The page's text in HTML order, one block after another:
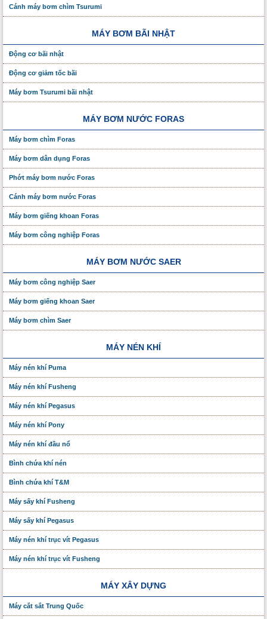
Cánh máy bơm chìm Tsurumi
MÁY BƠM BÃI NHẬT
Động cơ bãi nhật
Động cơ giảm tốc bãi
Máy bơm Tsurumi bãi nhật
MÁY BƠM NƯỚC FORAS
Máy bơm chìm Foras
Máy bơm dân dụng Foras
Phớt máy bơm nước Foras
Cánh máy bơm nước Foras
Máy bơm giếng khoan Foras
Máy bơm công nghiệp Foras
MÁY BƠM NƯỚC SAER
Máy bơm công nghiệp Saer
Máy bơm giếng khoan Saer
Máy bơm chìm Saer
MÁY NÉN KHÍ
Máy nén khí Puma
Máy nén khí Fusheng
Máy nén khí Pegasus
Máy nén khí Pony
Máy nén khí đầu nổ
Bình chứa khí nén
Bình chứa khí T&M
Máy sấy khí Fusheng
Máy sấy khí Pegasus
Máy nén khí trục vít Pegasus
Máy nén khí trục vít Fusheng
MÁY XÂY DỰNG
Máy cắt sắt Trung Quốc